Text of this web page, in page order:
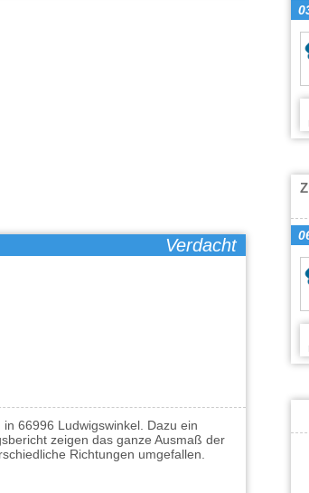
Verdacht
66996 Ludwigswinkel. Dazu ein
zeigen das ganze Ausmaß der
Richtungen umgefallen.